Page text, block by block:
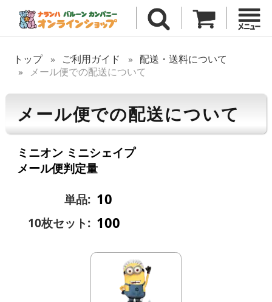
トップ ご利用ガイド
配送・送料について
メール便での配送について
メール便での配送について
ミニオン ミニシェイプ
メール便判定量
単品: 10
10枚セット: 100